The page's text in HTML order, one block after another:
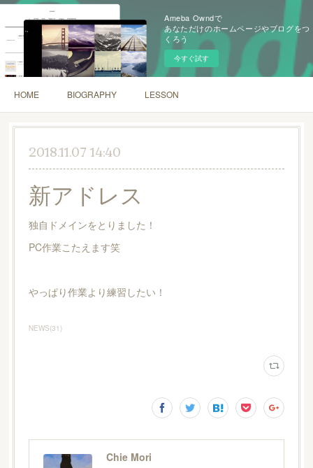
Ameba Owndで
あなただけのホームページやブログをつ
くろう
今すぐ試す
HOME BIOGRAPHY LESSON
2018.11.07 14:40
新アドレス
独自ドメインをとりました！
PC作業こたえます笑
やっぱり作業より練習したい！
NEWS(31)
Chie Mori